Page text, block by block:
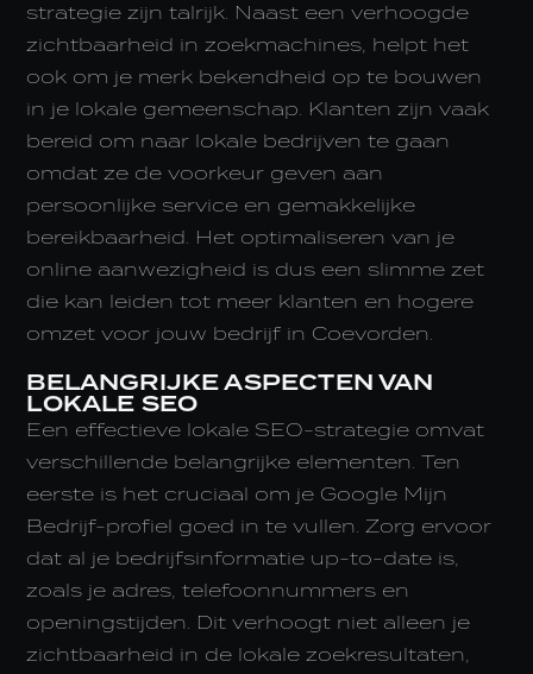
strategie zijn talrijk. Naast een verhoogde
zichtbaarheid in zoekmachines, helpt het
ook om je merk bekendheid op te bouwen
in je lokale gemeenschap. Klanten zijn vaak
bereid om naar lokale bedrijven te gaan
omdat ze de voorkeur geven aan
persoonlijke service en gemakkelijke
bereikbaarheid. Het optimaliseren van je
online aanwezigheid is dus een slimme zet
die kan leiden tot meer klanten en hogere
omzet voor jouw bedrijf in Coevorden.
BELANGRIJKE ASPECTEN VAN
LOKALE SEO
Een effectieve lokale SEO-strategie omvat
verschillende belangrijke elementen. Ten
eerste is het cruciaal om je Google Mijn
Bedrijf-profiel goed in te vullen. Zorg ervoor
dat al je bedrijfsinformatie up-to-date is,
zoals je adres, telefoonnummers en
openingstijden. Dit verhoogt niet alleen je
zichtbaarheid in de lokale zoekresultaten,